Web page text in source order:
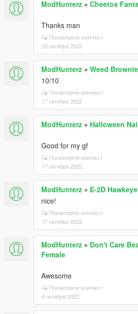
ModHunterz » Cheetos
Thanks man
Посмотрите контекст
23 октября 2022
ModHunterz » Weed
10/10
Посмотрите контекст
17 октября 2022
ModHunterz » Halloween
Good for my gf
Посмотрите контекст
17 октября 2022
ModHunterz » E-2D
nice!
Посмотрите контекст
17 октября 2022
ModHunterz » Don't Care
Female
Awesome
Посмотрите контекст
6 октября 2022